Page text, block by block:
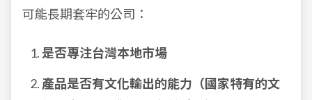
可能長期套牢的公司：
是否專注台灣本地市場
產品是否有文化輸出的能力（國家特有的文